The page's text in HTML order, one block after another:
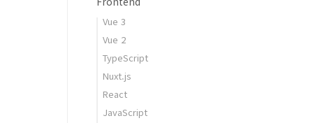
Vue 3
Vue 2
TypeScript
Nuxt.js
React
JavaScript